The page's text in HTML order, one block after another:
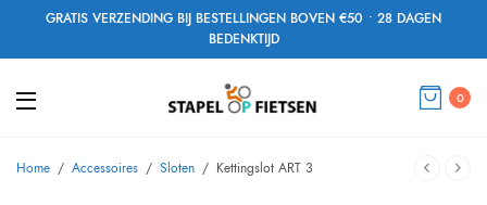
GRATIS VERZENDING BIJ BESTELLINGEN BOVEN €50 • 28 DAGEN
BEDENKTIJD
0
Home / Accessoires / Sloten / Kettingslot ART 3